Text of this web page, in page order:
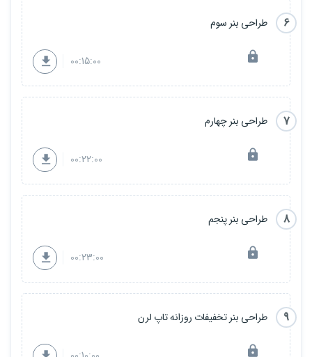
6 طراحی بنر سوم
00:15:00
7 طراحی بنر چهارم
00:22:00
8 طراحی بنر پنجم
00:23:00
9 طراحی بنر تخفیفات روزانه تاپ لرن